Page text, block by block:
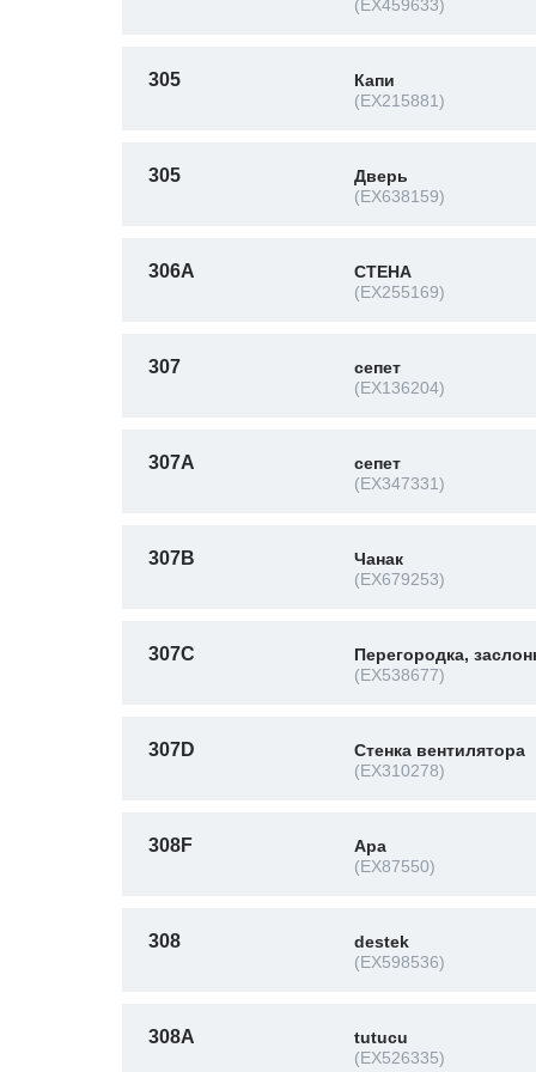
(EX459633)
305
Капи
(EX215881)
305
Дверь
(EX638159)
306A
СТЕНА
(EX255169)
307
сепет
(EX136204)
307A
сепет
(EX347331)
307B
Чанак
(EX679253)
307C
Перегородка,
(EX538677)
307D
Стенка вентилятора
(EX310278)
308F
Ара
(EX87550)
308
destek
(EX598536)
308A
tutucu
(EX526335)